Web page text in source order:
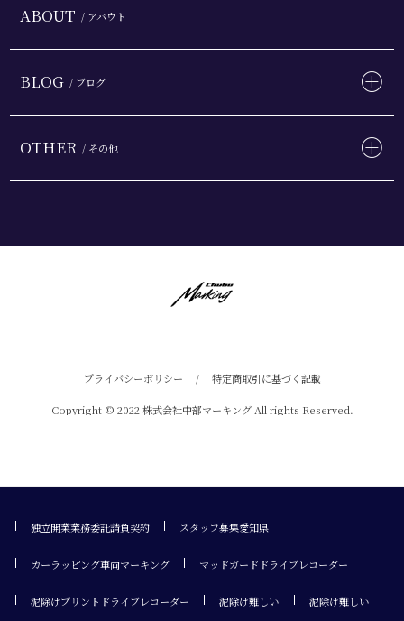
ABOUT / アバウト
BLOG / ブログ
OTHER / その他
プライバシーポリシー / 特定商取引に基づく記載
Copyright © 2022 株式会社中部マーキング All rights Reserved.
独立開業業務委託請負契約 スタッフ募集愛知県
カーラッピング車両マーキング マッドガードドライブレコーダー
泥除けプリントドライブレコーダー 泥除け難しい 泥除け難しい